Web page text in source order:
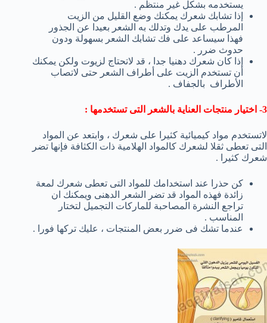
يستخدمه بشكل غير منتظم .
إذا تشابك شعرك يمكنك وضع القليل من الزيت
المرطب على يدك وتدلك به الشعر بعيدا عن الجذور
فهذا سيساعد على فك تشابك الشعر بسهولة ودون
حدوث ضرر .
إذا كان شعرك دهنيا جدا ، قد لاتحتاج لزيوت ولكن يمكنك
أن تستخدم الزيت على أطراف الشعر حتى لاتصاب
الأطراف بالجفاف .
3- اختيار منتجات العناية بالشعر التى تستخدمها :
لاتستخدم مواد كيميائية كثيرا على شعرك ، وابتعد عن المواد
التى تعطى ثقلا لشعرك كالمواد الهلامية ذات الكثافة فإنها تضر
شعرك كثيرا .
كن حذرا عند استخدامك للمواد التى تعطى شعرك لمعة
زائدة فهذه المواد قد تضر الشعر الدهنى ويمكنك ان
تراجع النشرة المصاحبة للماركات التجميل لتختار
المناسب .
عندما تشك فى ضرر بعض المنتجات ، عليك تركها فورا .